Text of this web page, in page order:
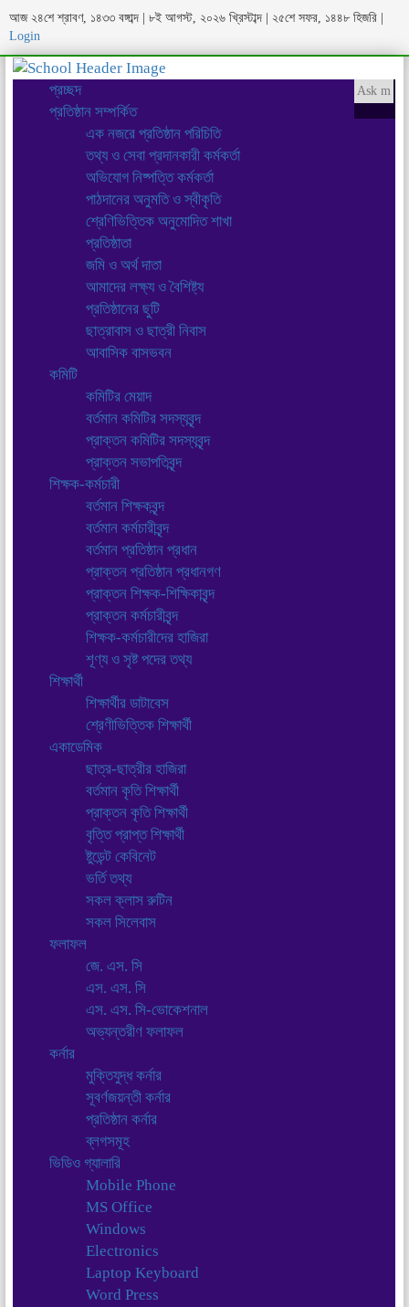
আজ ২৪শে শ্রাবণ, ১৪৩৩ বঙ্গাব্দ | ৮ই আগস্ট, ২০২৬ খ্রিস্টাব্দ | ২৫শে সফর, ১৪৪৮ হিজরি
Login
প্রচ্ছদ
প্রতিষ্ঠান সম্পর্কিত
এক নজরে প্রতিষ্ঠান পরিচিতি
তথ্য ও সেবা প্রদানকারী কর্মকর্তা
অভিযোগ নিষ্পত্তি কর্মকর্তা
পাঠদানের অনুমতি ও স্বীকৃতি
শ্রেণিভিত্তিক অনুমোদিত শাখা
প্রতিষ্ঠাতা
জমি ও অর্থ দাতা
আমাদের লক্ষ্য ও বৈশিষ্ট্য
প্রতিষ্ঠানের ছুটি
ছাত্রাবাস ও ছাত্রী নিবাস
আবাসিক বাসভবন
কমিটি
কমিটির মেয়াদ
বর্তমান কমিটির সদস্যবৃন্দ
প্রাক্তন কমিটির সদস্যবৃন্দ
প্রাক্তন সভাপতিবৃন্দ
শিক্ষক-কর্মচারী
বর্তমান শিক্ষকবৃন্দ
বর্তমান কর্মচারীবৃন্দ
বর্তমান প্রতিষ্ঠান প্রধান
প্রাক্তন প্রতিষ্ঠান প্রধানগণ
প্রাক্তন শিক্ষক-শিক্ষিকাবৃন্দ
প্রাক্তন কর্মচারীবৃন্দ
শিক্ষক-কর্মচারীদের হাজিরা
শূণ্য ও সৃষ্ট পদের তথ্য
শিক্ষার্থী
শিক্ষার্থীর ডাটাবেস
শ্রেণীভিত্তিক শিক্ষার্থী
একাডেমিক
ছাত্র-ছাত্রীর হাজিরা
বর্তমান কৃতি শিক্ষার্থী
প্রাক্তন কৃতি শিক্ষার্থী
বৃত্তি প্রাপ্ত শিক্ষার্থী
ষ্টুডেন্ট কেবিনেট
ভর্তি তথ্য
সকল ক্লাস রুটিন
সকল সিলেবাস
ফলাফল
জে. এস. সি
এস. এস. সি
এস. এস. সি-ভোকেশনাল
অভ্যন্তরীণ ফলাফল
কর্নার
মুক্তিযুদ্ধ কর্নার
সূবর্ণজয়ন্তী কর্নার
প্রতিষ্ঠান কর্নার
ব্লগসমূহ
ভিডিও গ্যালারি
Mobile Phone
MS Office
Windows
Electronics
Laptop Keyboard
Word Press